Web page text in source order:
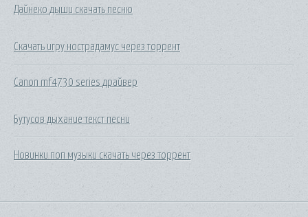
Дайнеко дыши скачать песню
Скачать игру нострадамус через торрент
Canon mf4730 series драйвер
Бутусов дыхание текст песни
Новинки поп музыки скачать через торрент